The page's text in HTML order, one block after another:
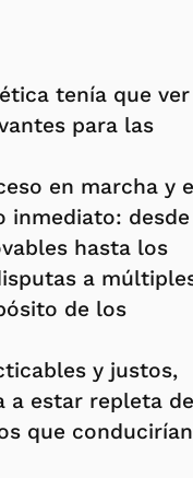
tenía que ver
para las
en marcha y
inmediato: desde
hasta los
a
de los
y justos,
a estar repleta de
que conducirían